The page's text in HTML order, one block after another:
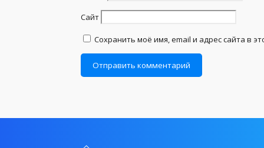
Сайт
Сохранить моё имя, email и адрес сайта в